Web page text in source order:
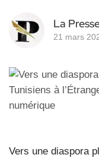
La
21 mars
Vers une diaspora